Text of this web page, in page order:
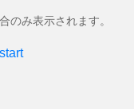
のみ表示されます。